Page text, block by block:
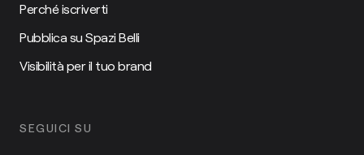
Perché iscriverti
Pubblica su Spazi Belli
Visibilità per il tuo brand
SEGUICI SU